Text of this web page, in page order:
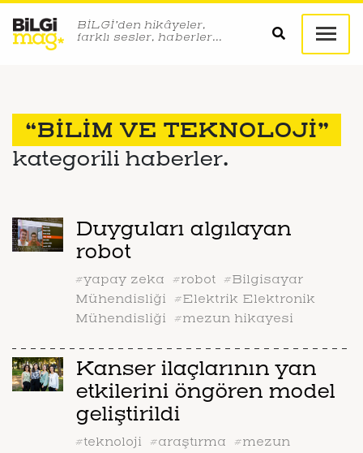
BİLGİ’den hikâyeler,
farklı sesler, haberler…
“BİLİM VE TEKNOLOJİ”
kategorili haberler.
Duyguları algılayan
robot
#yapay zeka #robot #Bilgisayar
Mühendisliği
#Elektrik Elektronik
Mühendisliği
#mezun hikayesi
Kanser ilaçlarının yan
etkilerini öngören model
geliştirildi
#teknoloji #araştırma
#mezun